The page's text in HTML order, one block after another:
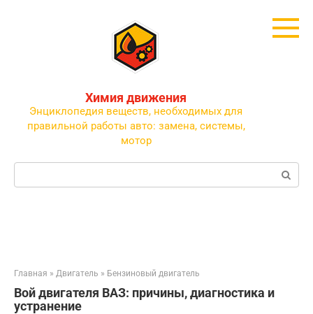
Химия движения
Энциклопедия веществ, необходимых для
правильной работы авто: замена, системы,
мотор
Поиск:
Главная » Двигатель » Бензиновый двигатель
Вой двигателя ВАЗ: причины, диагностика и
устранение